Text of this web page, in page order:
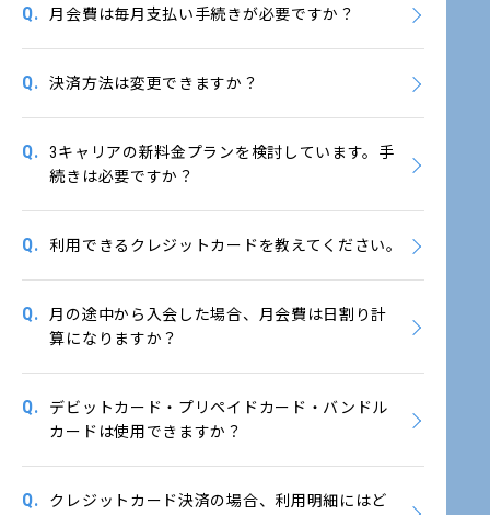
Q. 月会費は毎月支払い手続きが必要ですか？
Q. 決済方法は変更できますか？
Q.
3キャリアの新料金プランを検討しています。手
続きは必要ですか？
Q. 利用できるクレジットカードを教えてください。
Q.
月の途中から入会した場合、月会費は日割り計
算になりますか？
Q.
デビットカード・プリペイドカード・バンドル
カードは使用できますか？
Q.
クレジットカード決済の場合、利用明細にはど